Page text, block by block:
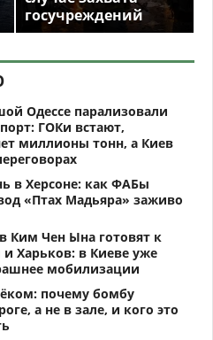
госучреждений
Одессе парализовали
ГОКи встают,
миллионы тонн, а Киев
в Херсоне: как ФАБы
«Птах Мадьяра» заживо
Ким Чен Ына готовят к
Харьков: в Киеве уже
мобилизации
почему бомбу
а не в зале, и кого это